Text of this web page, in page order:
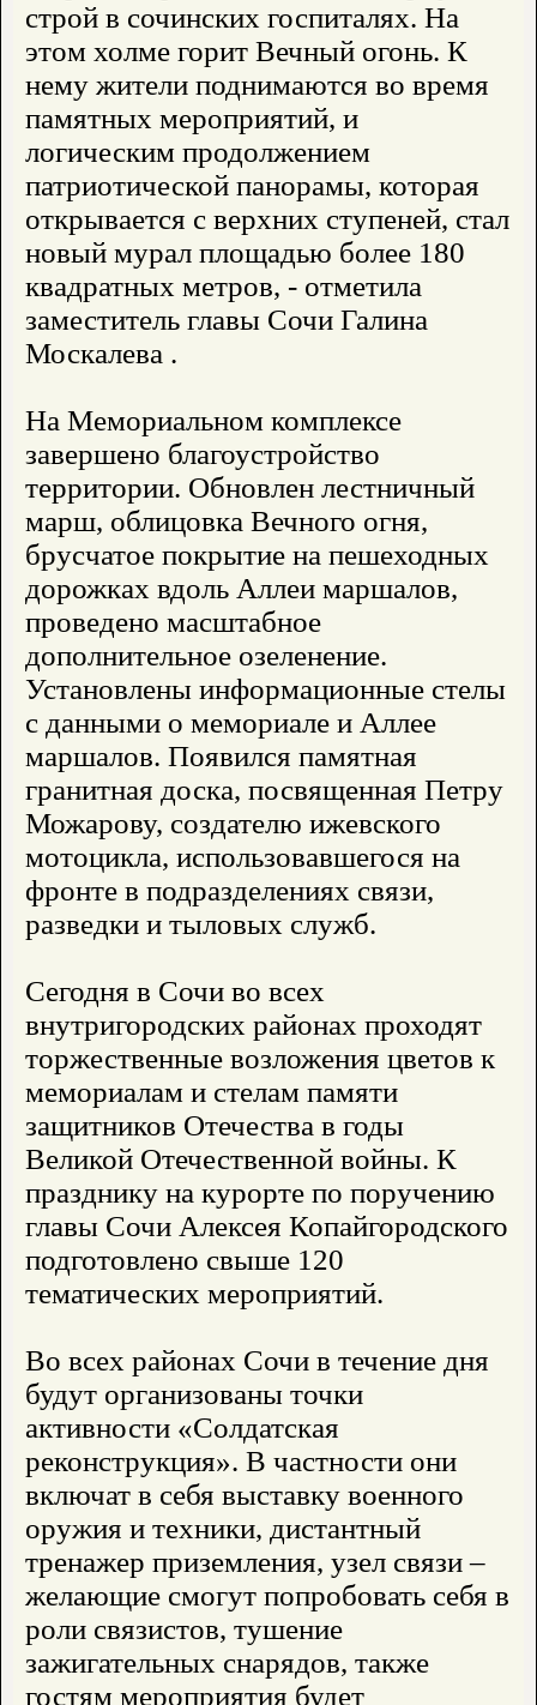
строй в сочинских госпиталях. На
этом холме горит Вечный огонь. К
нему жители поднимаются во время
памятных мероприятий, и
логическим продолжением
патриотической панорамы, которая
открывается с верхних ступеней, стал
новый мурал площадью более 180
квадратных метров, - отметила
заместитель главы Сочи Галина
Москалева .
На Мемориальном комплексе
завершено благоустройство
территории. Обновлен лестничный
марш, облицовка Вечного огня,
брусчатое покрытие на пешеходных
дорожках вдоль Аллеи маршалов,
проведено масштабное
дополнительное озеленение.
Установлены информационные стелы
с данными о мемориале и Аллее
маршалов. Появился памятная
гранитная доска, посвященная Петру
Можарову, создателю ижевского
мотоцикла, использовавшегося на
фронте в подразделениях связи,
разведки и тыловых служб.
Сегодня в Сочи во всех
внутригородских районах проходят
торжественные возложения цветов к
мемориалам и стелам памяти
защитников Отечества в годы
Великой Отечественной войны. К
празднику на курорте по поручению
главы Сочи Алексея Копайгородского
подготовлено свыше 120
тематических мероприятий.
Во всех районах Сочи в течение дня
будут организованы точки
активности «Солдатская
реконструкция». В частности они
включат в себя выставку военного
оружия и техники, дистантный
тренажер приземления, узел связи –
желающие смогут попробовать себя в
роли связистов, тушение
зажигательных снарядов, также
гостям мероприятия будет